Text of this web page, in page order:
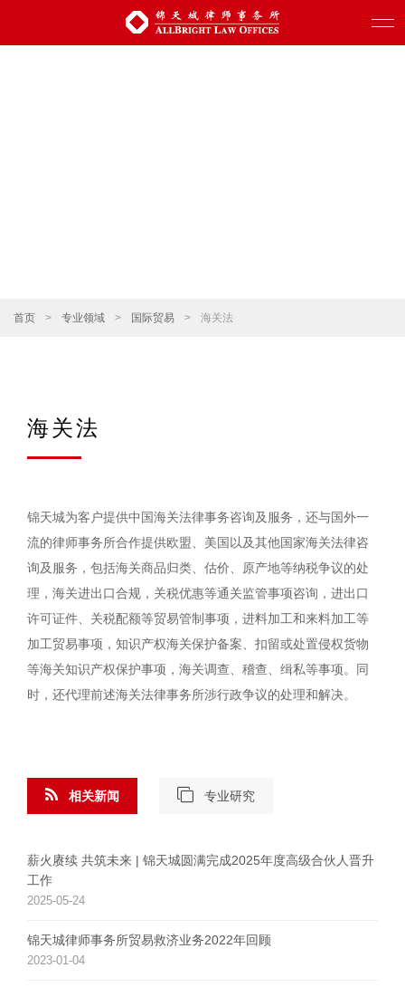
首页 > 专业领域 > 国际贸易 > 海关法
海关法
锦天城为客户提供中国海关法律事务咨询及服务，还与国外一
流的律师事务所合作提供欧盟、美国以及其他国家海关法律咨
询及服务，包括海关商品归类、估价、原产地等纳税争议的处
理，海关进出口合规，关税优惠等通关监管事项咨询，进出口
许可证件、关税配额等贸易管制事项，进料加工和来料加工等
加工贸易事项，知识产权海关保护备案、扣留或处置侵权货物
等海关知识产权保护事项，海关调查、稽查、缉私等事项。同
时，还代理前述海关法律事务所涉行政争议的处理和解决。
相关新闻
薪火赓续 共筑未来 | 锦天城圆满完成2025年度高级合伙人晋升
工作
2025-05-24
锦天城律师事务所贸易救济业务2022年回顾
2023-01-04
专业研究